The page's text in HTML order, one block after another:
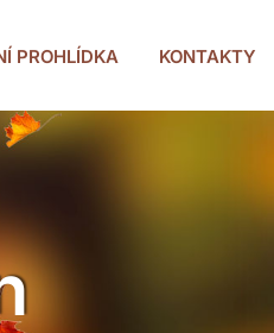
PROHLÍDKA KONTAKTY